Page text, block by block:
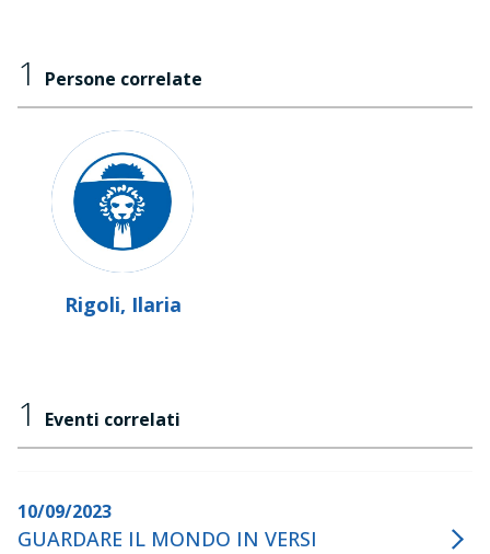
1 Persone correlate
Rigoli, Ilaria
1 Eventi correlati
10/09/2023
GUARDARE IL MONDO IN VERSI